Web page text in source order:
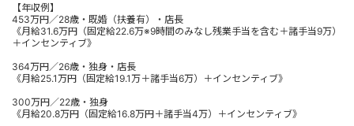
【年収例】
453万円／28歳・既婚（扶養有）・店長
《月給31.6万円（固定給22.6万※9時間のみなし残業手当を含む＋諸手当9万）
＋インセンティブ》
364万円／26歳・独身・店長
《月給25.1万円（固定給19.1万＋諸手当6万）＋インセンティブ》
300万円／22歳・独身
《月給20.8万円（固定給16.8万円＋諸手当4万）＋インセンティブ》